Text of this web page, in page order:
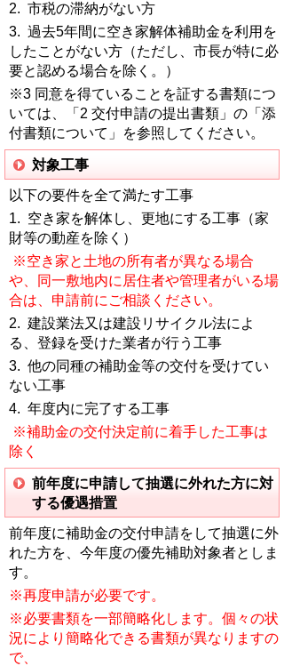
2. 市税の滞納がない方
3. 過去5年間に空き家解体補助金を利用を
したことがない方（ただし、市長が特に必
要と認める場合を除く。）
※3 同意を得ていることを証する書類につ
いては、「2 交付申請の提出書類」の「添
付書類について」を参照してください。
対象工事
以下の要件を全て満たす工事
1. 空き家を解体し、更地にする工事（家
財等の動産を除く）
※空き家と土地の所有者が異なる場合
や、同一敷地内に居住者や管理者がいる場
合は、 申請前にご相談ください。
2. 建設業法又は建設リサイクル法によ
る、登録を受けた業者が行う工事
3. 他の同種の補助金等の交付を受けてい
ない工事
4. 年度内に完了する工事
※補助金の交付決定前に着手した工事は
除く
前年度に申請して抽選に外れた方に対
する優遇措置
前年度に補助金の交付申請をして抽選に外
れた方を、今年度の優先補助対象者としま
す。
※再度申請が必要です。
※必要書類を一部簡略化します。個々の状
況により簡略化できる書類が異なりますの
で、